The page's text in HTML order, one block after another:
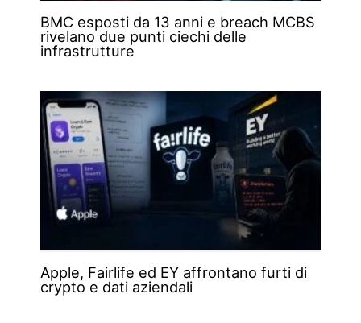
BMC esposti da 13 anni e breach MCBS
rivelano due punti ciechi delle
infrastrutture
Apple, Fairlife ed EY affrontano furti di
crypto e dati aziendali